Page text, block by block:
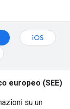
iOS
europeo (SEE)
su un